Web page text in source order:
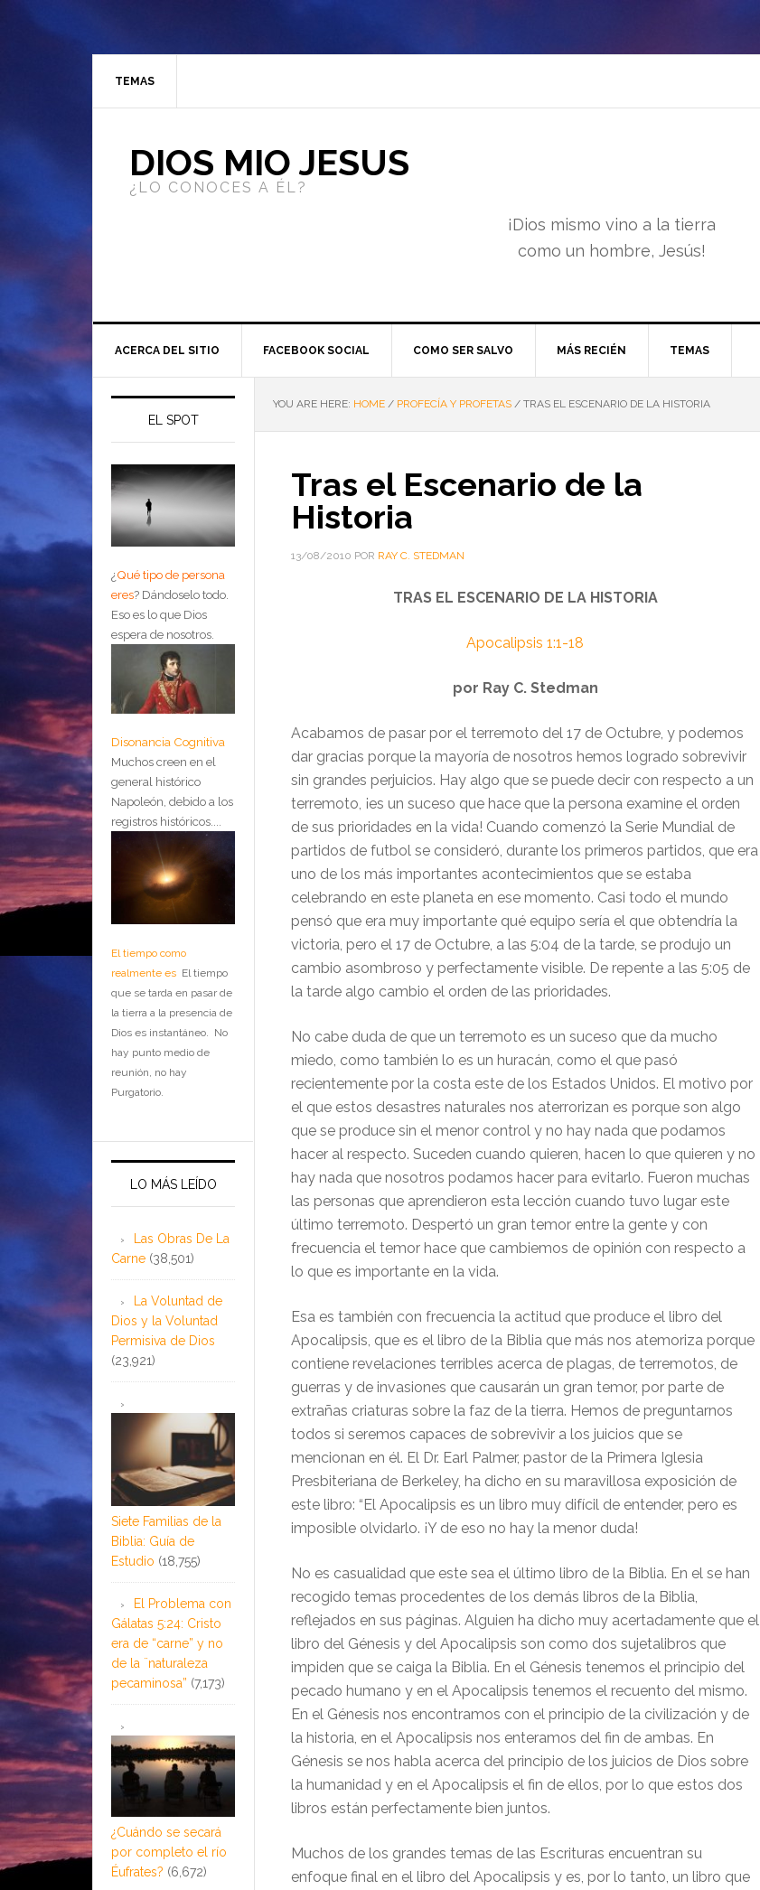
TEMAS
DIOS MIO JESUS
¿LO CONOCES A ÉL?
¡Dios mismo vino a la tierra
como un hombre, Jesús!
ACERCA DEL SITIO FACEBOOK SOCIAL COMO SER SALVO MÁS RECIÉN TEMAS
YOU ARE HERE: HOME / PROFECÍA Y PROFETAS / TRAS EL ESCENARIO DE LA HISTORIA
Tras el Escenario de la
Historia
13/08/2010 POR RAY C. STEDMAN
TRAS EL ESCENARIO DE LA HISTORIA
Apocalipsis 1:1-18
por Ray C. Stedman
Acabamos de pasar por el terremoto del 17 de Octubre, y podemos
dar gracias porque la mayoría de nosotros hemos logrado sobrevivir
sin grandes perjuicios. Hay algo que se puede decir con respecto a un
terremoto, ¡es un suceso que hace que la persona examine el orden
de sus prioridades en la vida! Cuando comenzó la Serie Mundial de
partidos de futbol se consideró, durante los primeros partidos, que era
uno de los más importantes acontecimientos que se estaba
celebrando en este planeta en ese momento. Casi todo el mundo
pensó que era muy importante qué equipo sería el que obtendría la
victoria, pero el 17 de Octubre, a las 5:04 de la tarde, se produjo un
cambio asombroso y perfectamente visible. De repente a las 5:05 de
la tarde algo cambio el orden de las prioridades.
No cabe duda de que un terremoto es un suceso que da mucho
miedo, como también lo es un huracán, como el que pasó
recientemente por la costa este de los Estados Unidos. El motivo por
el que estos desastres naturales nos aterrorizan es porque son algo
que se produce sin el menor control y no hay nada que podamos
hacer al respecto. Suceden cuando quieren, hacen lo que quieren y no
hay nada que nosotros podamos hacer para evitarlo. Fueron muchas
las personas que aprendieron esta lección cuando tuvo lugar este
último terremoto. Despertó un gran temor entre la gente y con
frecuencia el temor hace que cambiemos de opinión con respecto a
lo que es importante en la vida.
Esa es también con frecuencia la actitud que produce el libro del
Apocalipsis, que es el libro de la Biblia que más nos atemoriza porque
contiene revelaciones terribles acerca de plagas, de terremotos, de
guerras y de invasiones que causarán un gran temor, por parte de
extrañas criaturas sobre la faz de la tierra. Hemos de preguntarnos
todos si seremos capaces de sobrevivir a los juicios que se
mencionan en él. El Dr. Earl Palmer, pastor de la Primera Iglesia
Presbiteriana de Berkeley, ha dicho en su maravillosa exposición de
este libro: “El Apocalipsis es un libro muy difícil de entender, pero es
imposible olvidarlo. ¡Y de eso no hay la menor duda!
No es casualidad que este sea el último libro de la Biblia. En el se han
recogido temas procedentes de los demás libros de la Biblia,
reflejados en sus páginas. Alguien ha dicho muy acertadamente que el
libro del Génesis y del Apocalipsis son como dos sujetalibros que
impiden que se caiga la Biblia. En el Génesis tenemos el principio del
pecado humano y en el Apocalipsis tenemos el recuento del mismo.
En el Génesis nos encontramos con el principio de la civilización y de
la historia, en el Apocalipsis nos enteramos del fin de ambas. En
Génesis se nos habla acerca del principio de los juicios de Dios sobre
la humanidad y en el Apocalipsis el fin de ellos, por lo que estos dos
libros están perfectamente bien juntos.
Muchos de los grandes temas de las Escrituras encuentran su
enfoque final en el libro del Apocalipsis y es, por lo tanto, un libro que
EL SPOT
¿Qué tipo de persona
eres? Dándoselo todo.
Eso es lo que Dios
espera de nosotros.
Disonancia Cognitiva
Muchos creen en el
general histórico
Napoleón, debido a los
registros históricos....
El tiempo como
realmente es El tiempo
que se tarda en pasar de
la tierra a la presencia de
Dios es instantáneo. No
hay punto medio de
reunión, no hay
Purgatorio.
LO MÁS LEÍDO
Las Obras De La
Carne (38,501)
La Voluntad de
Dios y la Voluntad
Permisiva de Dios
(23,921)
Siete Familias de la
Biblia: Guía de
Estudio (18,755)
El Problema con
Gálatas 5:24: Cristo
era de “carne” y no
de la ¨naturaleza
pecaminosa” (7,173)
¿Cuándo se secará
por completo el río
Éufrates? (6,672)